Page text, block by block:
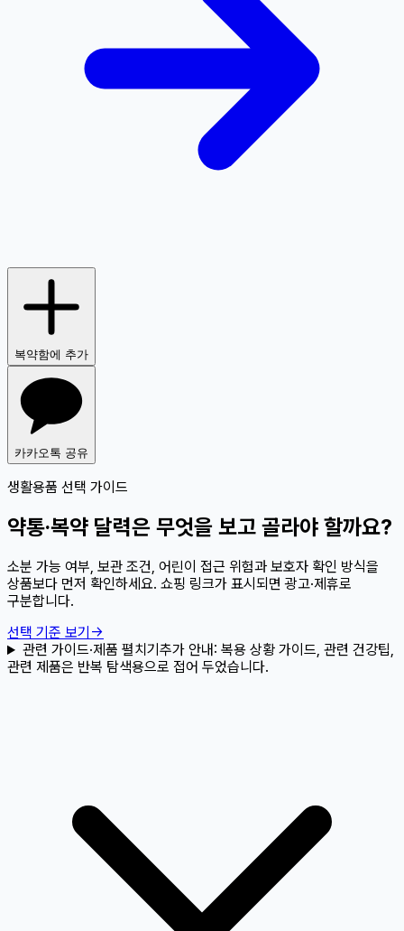
복약함에 추가
카카오톡 공유
생활용품 선택 가이드
약통·복약 달력은 무엇을 보고 골라야 할까요?
소분 가능 여부, 보관 조건, 어린이 접근 위험과 보호자 확인 방식을
상품보다 먼저 확인하세요. 쇼핑 링크가 표시되면 광고·제휴로
구분합니다.
선택 기준 보기 →
관련 가이드·제품 펼치기추가 안내: 복용 상황 가이드, 관련 건강팁,
관련 제품은 반복 탐색용으로 접어 두었습니다.